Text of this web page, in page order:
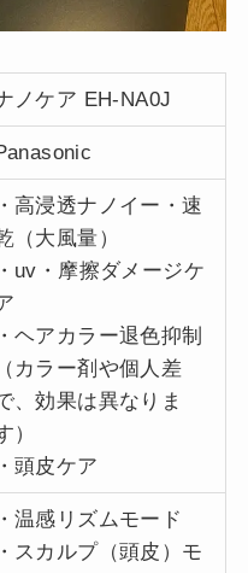
ノケア EH-NA0J
・高浸透ナノイー・速
（大風量）
・uv・摩擦ダメージケ
・ヘアカラー退色抑制
（カラー剤や個人差
、効果は異なりま
）
・頭皮ケア
・温感リズムモード
・スカルプ（頭皮）モ